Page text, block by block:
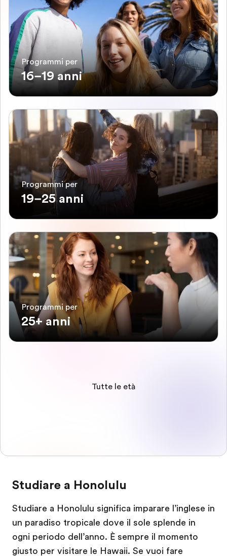
Programmi per
16–19 anni
Programmi per
19–25 anni
Programmi per
25+ anni
Tutte le età
Studiare a Honolulu
Studiare a Honolulu significa imparare l’inglese in
un paradiso tropicale dove il sole splende in
ogni periodo dell’anno. È sempre il momento
giusto per visitare le Hawaii. Se vuoi fare